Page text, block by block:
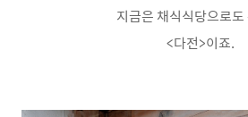
지금은 채식식당으로도
<다전>이죠.